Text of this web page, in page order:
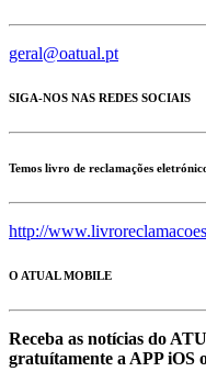
geral@oatual.pt
SIGA-NOS NAS REDES SOCIAIS
Temos livro de reclamações
http://
O ATUAL MOBILE
Receba as notícias do
gratuítamente a APP iOS